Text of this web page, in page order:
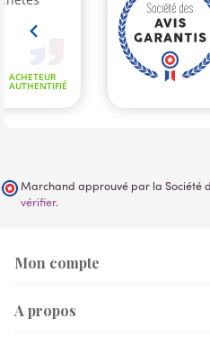
Marchand approuvé par la Société
vérifier.
Mon compte
A propos